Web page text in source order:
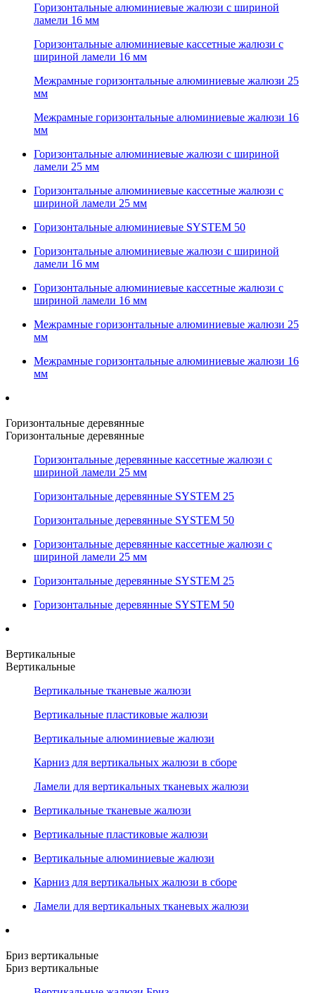
Горизонтальные алюминиевые жалюзи с шириной
ламели 16 мм
Горизонтальные алюминиевые кассетные жалюзи с
шириной ламели 16 мм
Межрамные горизонтальные алюминиевые жалюзи 25
мм
Межрамные горизонтальные алюминиевые жалюзи 16
мм
Горизонтальные алюминиевые жалюзи с шириной
ламели 25 мм
Горизонтальные алюминиевые кассетные жалюзи с
шириной ламели 25 мм
Горизонтальные алюминиевые SYSTEM 50
Горизонтальные алюминиевые жалюзи с шириной
ламели 16 мм
Горизонтальные алюминиевые кассетные жалюзи с
шириной ламели 16 мм
Межрамные горизонтальные алюминиевые жалюзи 25
мм
Межрамные горизонтальные алюминиевые жалюзи 16
мм
Горизонтальные деревянные
Горизонтальные деревянные
Горизонтальные деревянные кассетные жалюзи с
шириной ламели 25 мм
Горизонтальные деревянные SYSTEM 25
Горизонтальные деревянные SYSTEM 50
Горизонтальные деревянные кассетные жалюзи с
шириной ламели 25 мм
Горизонтальные деревянные SYSTEM 25
Горизонтальные деревянные SYSTEM 50
Вертикальные
Вертикальные
Вертикальные тканевые жалюзи
Вертикальные пластиковые жалюзи
Вертикальные алюминиевые жалюзи
Карниз для вертикальных жалюзи в сборе
Ламели для вертикальных тканевых жалюзи
Вертикальные тканевые жалюзи
Вертикальные пластиковые жалюзи
Вертикальные алюминиевые жалюзи
Карниз для вертикальных жалюзи в сборе
Ламели для вертикальных тканевых жалюзи
Бриз вертикальные
Бриз вертикальные